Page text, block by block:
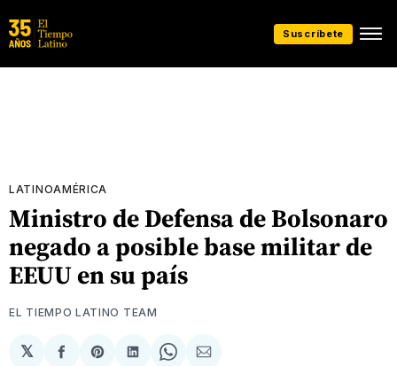
Suscríbete
LATINOAMÉRICA
Ministro de Defensa de Bolsonaro
negado a posible base militar de
EEUU en su país
EL TIEMPO LATINO TEAM
𝕏
Compartir
ShareCompartir
ShareCompartir